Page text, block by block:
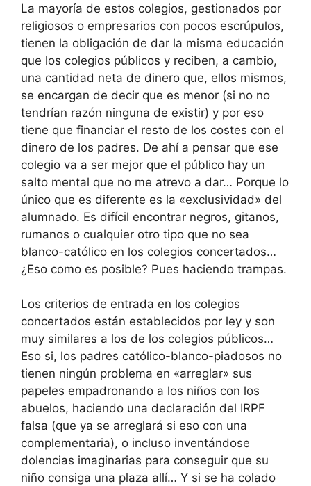
La mayoría de estos colegios, gestionados por
religiosos o empresarios con pocos escrúpulos,
tienen la obligación de dar la misma educación
que los colegios públicos y reciben, a cambio,
una cantidad neta de dinero que, ellos mismos,
se encargan de decir que es menor (si no no
tendrían razón ninguna de existir) y por eso
tiene que financiar el resto de los costes con el
dinero de los padres. De ahí a pensar que ese
colegio va a ser mejor que el público hay un
salto mental que no me atrevo a dar… Porque lo
único que es diferente es la «exclusividad» del
alumnado. Es difícil encontrar negros, gitanos,
rumanos o cualquier otro tipo que no sea
blanco-católico en los colegios concertados…
¿Eso como es posible? Pues haciendo trampas.
Los criterios de entrada en los colegios
concertados están establecidos por ley y son
muy similares a los de los colegios públicos…
Eso si, los padres católico-blanco-piadosos no
tienen ningún problema en «arreglar» sus
papeles empadronando a los niños con los
abuelos, haciendo una declaración del IRPF
falsa (que ya se arreglará si eso con una
complementaria), o incluso inventándose
dolencias imaginarias para conseguir que su
niño consiga una plaza allí… Y si se ha colado